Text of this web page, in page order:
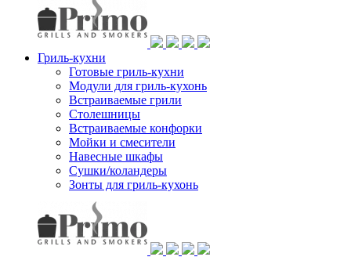
Гриль-кухни
Готовые гриль-кухни
Модули для гриль-кухонь
Встраиваемые грили
Столешницы
Встраиваемые конфорки
Мойки и смесители
Навесные шкафы
Сушки/коландеры
Зонты для гриль-кухонь